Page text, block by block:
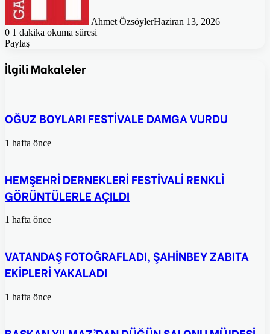
Ahmet ÖzsöylerHaziran 13, 2026
0 1 dakika okuma süresi
Paylaş
Posta
ile
İlgili Makaleler
OĞUZ BOYLARI FESTİVALE DAMGA VURDU
1 hafta önce
HEMŞEHRİ DERNEKLERİ FESTİVALİ RENKLİ
GÖRÜNTÜLERLE AÇILDI
1 hafta önce
VATANDAŞ FOTOĞRAFLADI, ŞAHİNBEY ZABITA
EKİPLERİ YAKALADI
1 hafta önce